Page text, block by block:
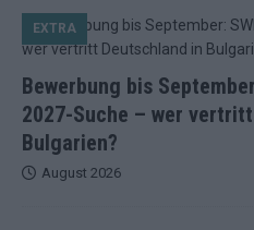
Bewerbung bis
2027-Suche – wer
Bulgarien?
EXTRA
August 2026